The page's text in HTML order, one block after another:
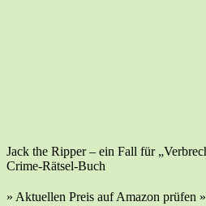
Jack the Rip­per – ein Fall für
Crime-Rätsel-Buch
» Aktu­el­len Preis auf Ama­zon prü­fen »